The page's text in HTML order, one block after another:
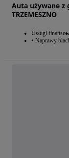
Auta używane z
TRZEMESZNO
Usługi
Naprawy